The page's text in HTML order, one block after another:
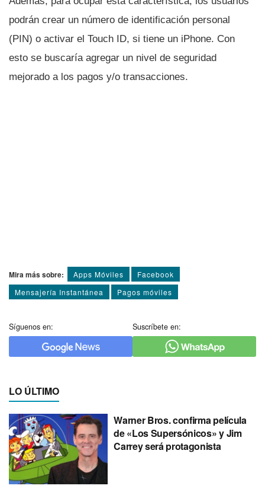
podrán crear un número de identificación personal
(PIN) o activar el Touch ID, si tiene un iPhone. Con
esto se buscarí­a agregar un nivel de seguridad
mejorado a los pagos y/o transacciones.
Mira más sobre: Apps Móviles
Facebook
Mensajería Instantánea
Pagos móviles
Síguenos en: Suscríbete en:
LO ÚLTIMO
Warner Bros. confirma película
de «Los Supersónicos» y Jim
Carrey será protagonista